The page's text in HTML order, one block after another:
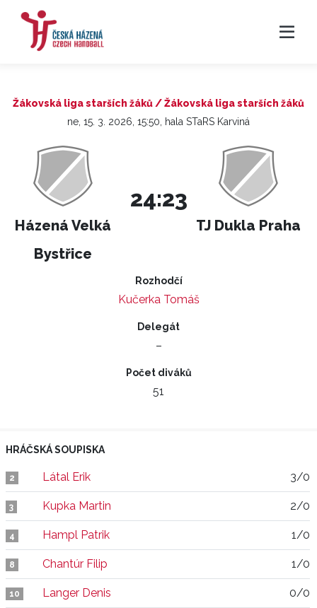
Žákovská liga starších žáků / Žákovská liga starších žáků
ne, 15. 3. 2026, 15:50, hala STaRS Karviná
Házená Velká
Bystřice
24:23
TJ Dukla Praha
Rozhodčí
Kučerka Tomáš
Delegát
–
Počet diváků
51
HRÁČSKÁ SOUPISKA
2 Látal Erik 3/0
3 Kupka Martin 2/0
4 Hampl Patrik 1/0
8 Chantúr Filip 1/0
10 Langer Denis 0/0